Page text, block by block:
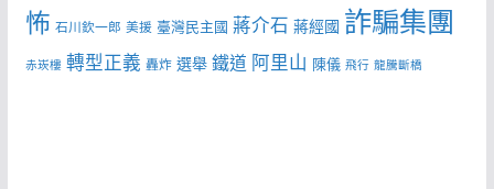
怖 石川欽一郎 美援 臺灣民主國 蔣介石 蔣經國 詐騙集團
赤崁樓 轉型正義 轟炸 選舉 鐵道 阿里山 陳儀 飛行 龍騰斷橋